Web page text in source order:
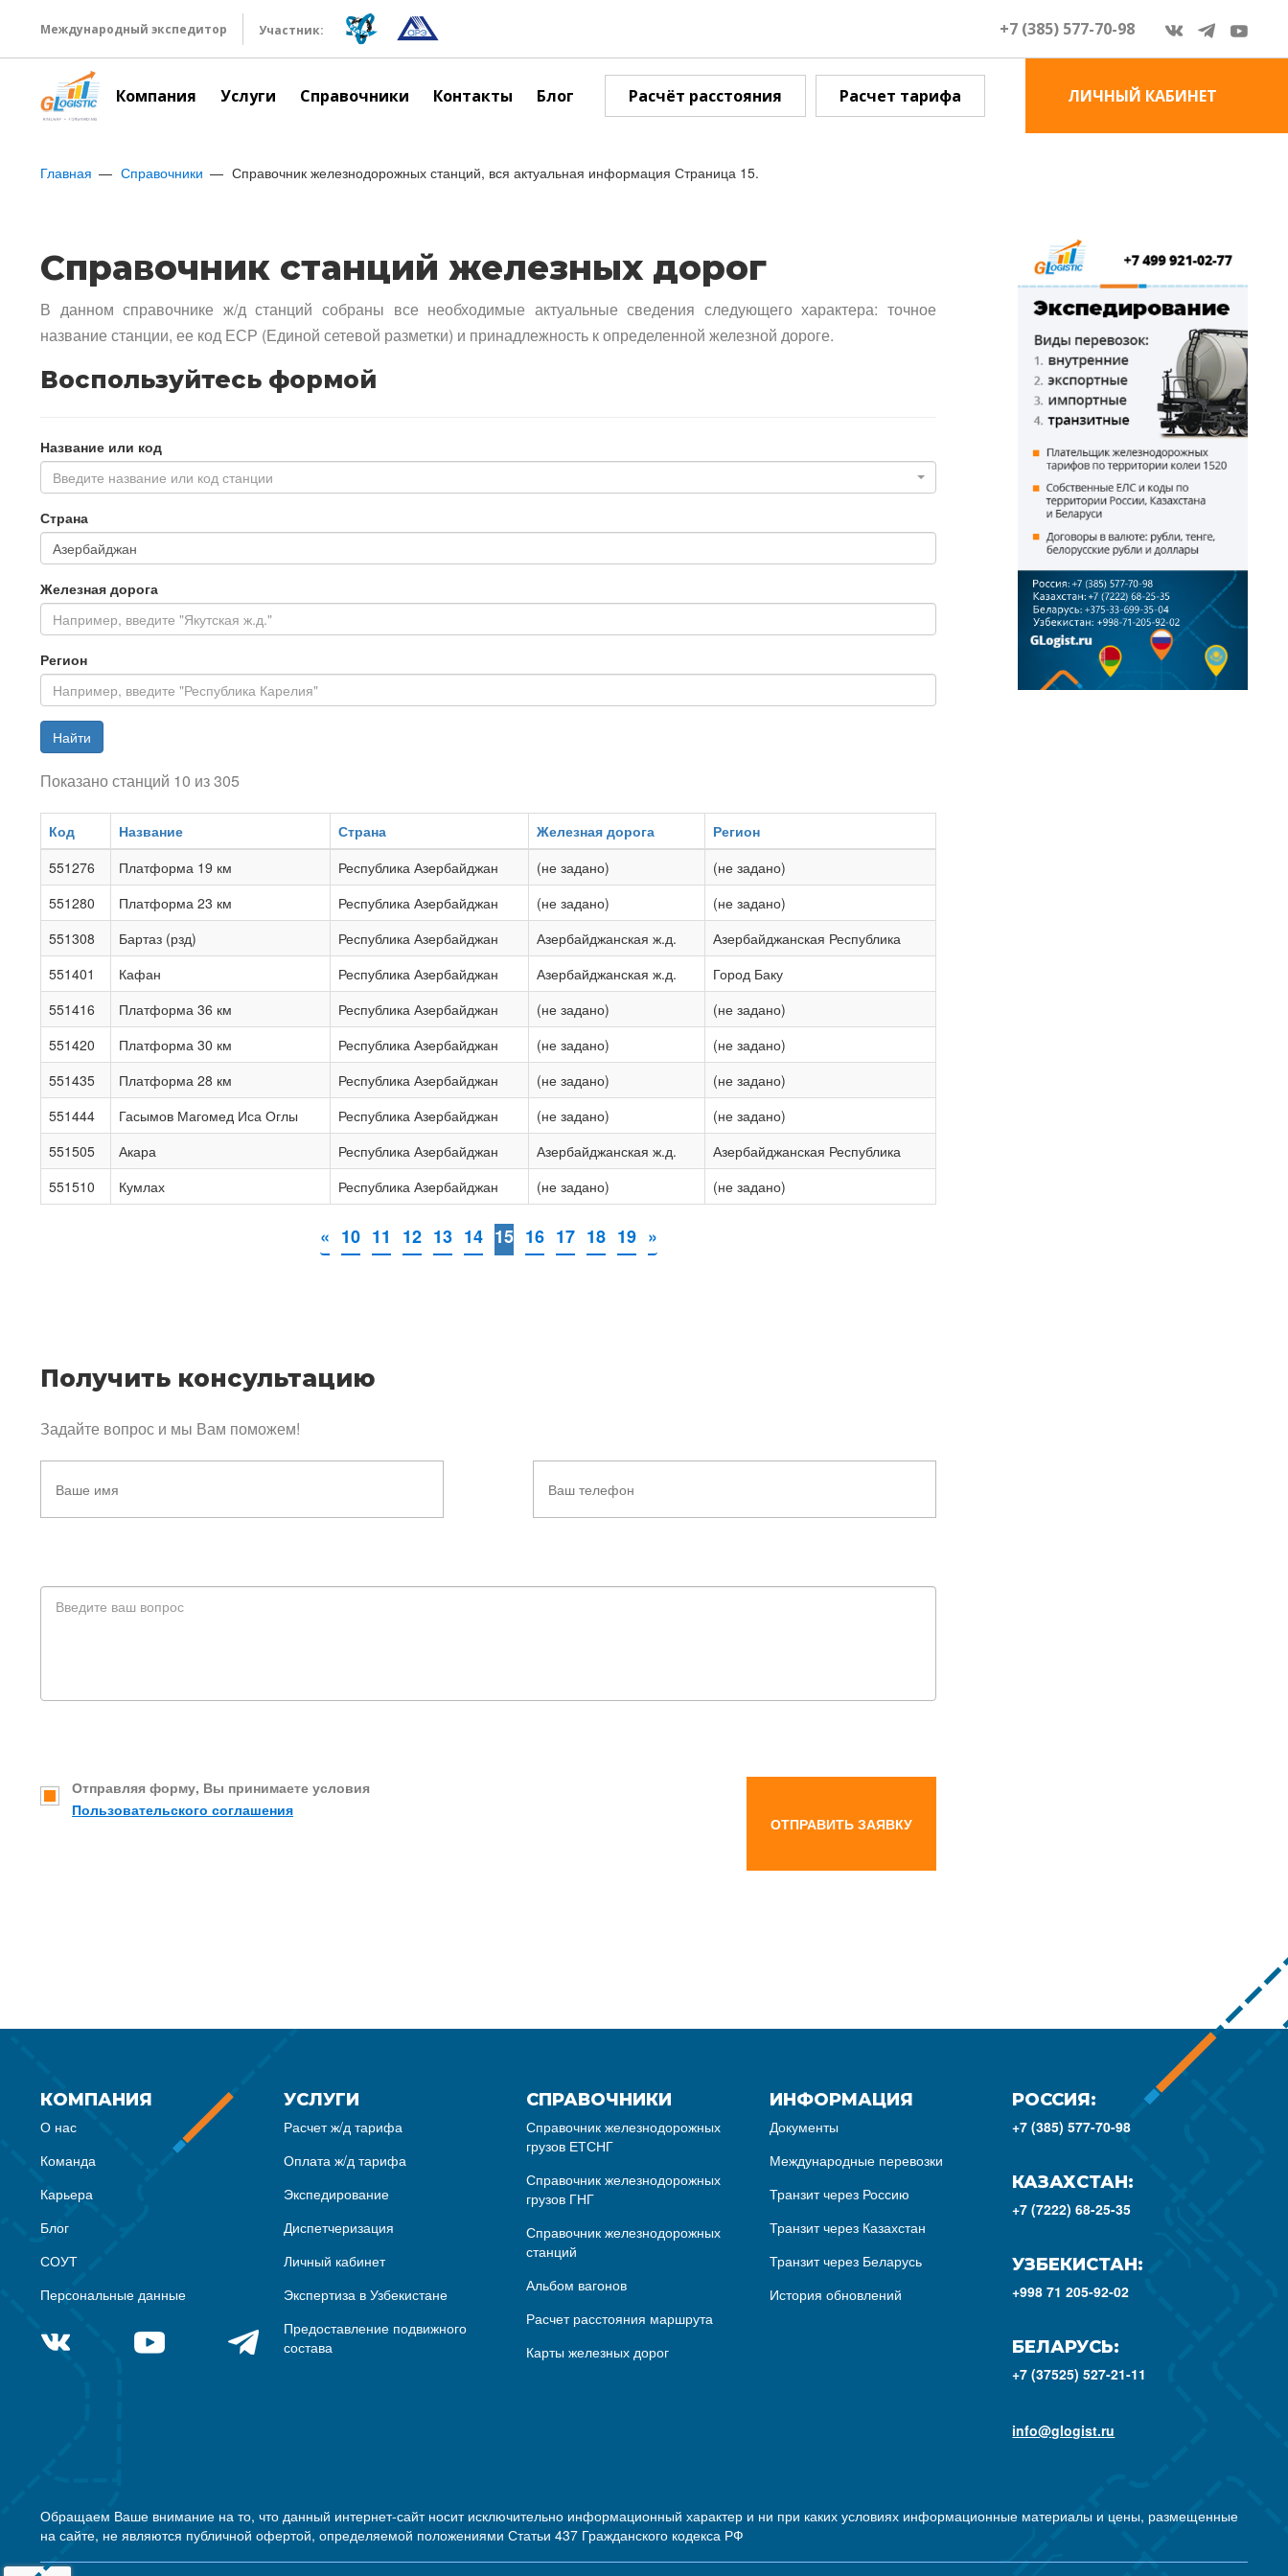
Международный экспедитор Участник: +7 (385) 577-70-98
Компания Услуги Справочники Контакты Блог Расчёт расстояния Расчет тарифа ЛИЧНЫЙ КАБИНЕТ
Главная Справочники Справочник железнодорожных станций, вся актуальная информация Страница 15.
Справочник станций железных дорог
В данном справочнике ж/д станций собраны все необходимые актуальные сведения следующего характера: точное
название станции, ее код ЕСР (Единой сетевой разметки) и принадлежность к определенной железной дороге.
Воспользуйтесь формой
Название или код
Введите название или код станции
Страна
Железная дорога
Регион
Найти
Показано станций 10 из 305
Код Название Страна Железная дорога
Регион
551276
Платформа 19 км Республика Азербайджан (не задано)
(не задано)
551280
Платформа 23 км Республика Азербайджан (не задано)
(не задано)
551308
Бартаз (рзд) Республика Азербайджан Азербайджанская ж.д.
Азербайджанская Республика
551401
Кафан Республика Азербайджан Азербайджанская ж.д.
Город Баку
551416
Платформа 36 км Республика Азербайджан (не задано)
(не задано)
551420
Платформа 30 км Республика Азербайджан (не задано)
(не задано)
551435
Платформа 28 км Республика Азербайджан (не задано)
(не задано)
551444
Гасымов Магомед Иса Оглы Республика Азербайджан (не задано)
(не задано)
551505
Акара Республика Азербайджан Азербайджанская ж.д.
Азербайджанская Республика
551510
Кумлах Республика Азербайджан (не задано) (не задано)
« 10 11 12 13 14 15 16 17 18 19 »
Получить консультацию
Задайте вопрос и мы Вам поможем!
Отправляя форму, Вы принимаете условия
Пользовательского соглашения
ОТПРАВИТЬ ЗАЯВКУ
КОМПАНИЯ
О нас
Команда
Карьера
Блог
СОУТ
Персональные данные
УСЛУГИ
Расчет ж/д тарифа
Оплата ж/д тарифа
Экспедирование
Диспетчеризация
Личный кабинет
Экспертиза в Узбекистане
Предоставление подвижного
состава
СПРАВОЧНИКИ
Справочник железнодорожных
грузов ЕТСНГ
Справочник железнодорожных
грузов ГНГ
Справочник железнодорожных
станций
Альбом вагонов
Расчет расстояния маршрута
Карты железных дорог
ИНФОРМАЦИЯ
Документы
Международные перевозки
Транзит через Россию
Транзит через Казахстан
Транзит через Беларусь
История обновлений
РОССИЯ:
+7 (385) 577-70-98
КАЗАХСТАН:
+7 (7222) 68-25-35
УЗБЕКИСТАН:
+998 71 205-92-02
БЕЛАРУСЬ:
+7 (37525) 527-21-11
info@glogist.ru
Обращаем Ваше внимание на то, что данный интернет-сайт носит исключительно информационный характер и ни при каких условиях информационные материалы и цены, размещенные
на сайте, не являются публичной офертой, определяемой положениями Статьи 437 Гражданского кодекса РФ